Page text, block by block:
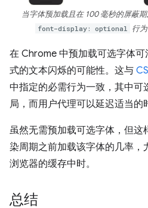
当字体预加载且在 100 毫秒的屏蔽期
font-display: optional 行
在 Chrome 中预加载可选字体
式的文本闪烁的可能性。这与
中指定的必需行为一致，其中可
局，而用户代理可以延迟适当的
虽然无需预加载可选字体，但这
染周期之前加载该字体的几率，
浏览器的缓存中时。
总结